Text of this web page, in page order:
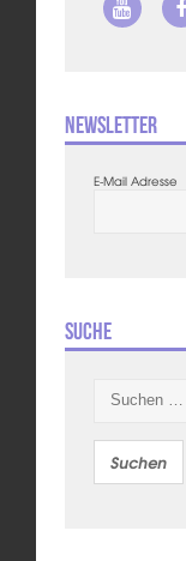
Newsletter
E-Mail Adresse
Suche
nach: